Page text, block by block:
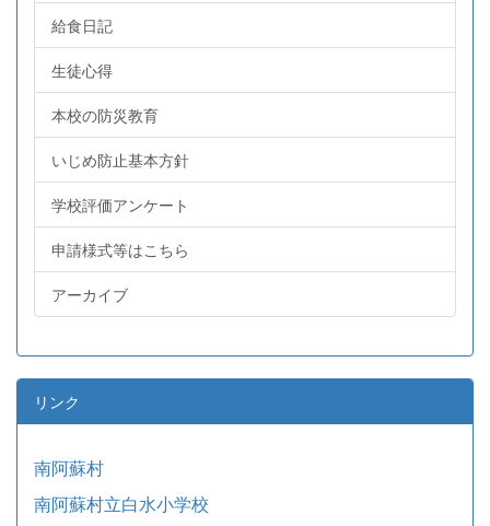
給食日記
生徒心得
本校の防災教育
いじめ防止基本方針
学校評価アンケート
申請様式等はこちら
アーカイブ
リンク
南阿蘇村
南阿蘇村立白水小学校